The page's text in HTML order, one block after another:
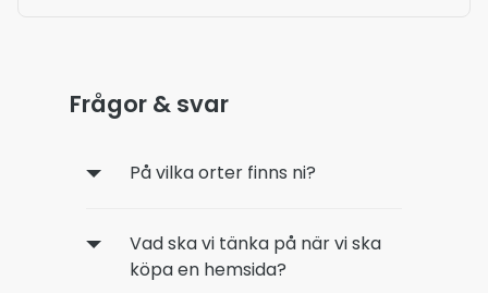
Frågor & svar
På vilka orter finns ni?
Vad ska vi tänka på när vi ska
köpa en hemsida?